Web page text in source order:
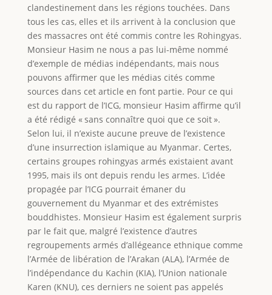
clandestinement dans les régions touchées. Dans
tous les cas, elles et ils arrivent à la conclusion que
des massacres ont été commis contre les Rohingyas.
Monsieur Hasim ne nous a pas lui-même nommé
d’exemple de médias indépendants, mais nous
pouvons affirmer que les médias cités comme
sources dans cet article en font partie. Pour ce qui
est du rapport de l’ICG, monsieur Hasim affirme qu’il
a été rédigé « sans connaître quoi que ce soit ».
Selon lui, il n’existe aucune preuve de l’existence
d’une insurrection islamique au Myanmar. Certes,
certains groupes rohingyas armés existaient avant
1995, mais ils ont depuis rendu les armes. L’idée
propagée par l’ICG pourrait émaner du
gouvernement du Myanmar et des extrémistes
bouddhistes. Monsieur Hasim est également surpris
par le fait que, malgré l’existence d’autres
regroupements armés d’allégeance ethnique comme
l’Armée de libération de l’Arakan (ALA), l’Armée de
l’indépendance du Kachin (KIA), l’Union nationale
Karen (KNU), ces derniers ne soient pas appelés